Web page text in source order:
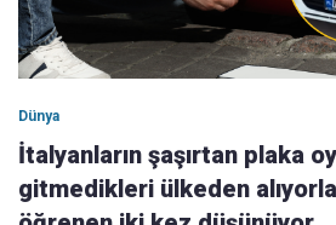
Dünya
İtalyanların şaşırtan plaka
gitmedikleri ülkeden